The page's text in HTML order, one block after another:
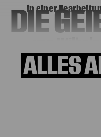
DIE
in einer
ALLES